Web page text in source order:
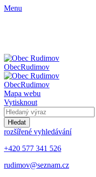
Menu
ObecRudimov
ObecRudimov
Mapa webu
Vytisknout
Hledat
rozšířené vyhledávání
+420 577 341 526
rudimov@seznam.cz